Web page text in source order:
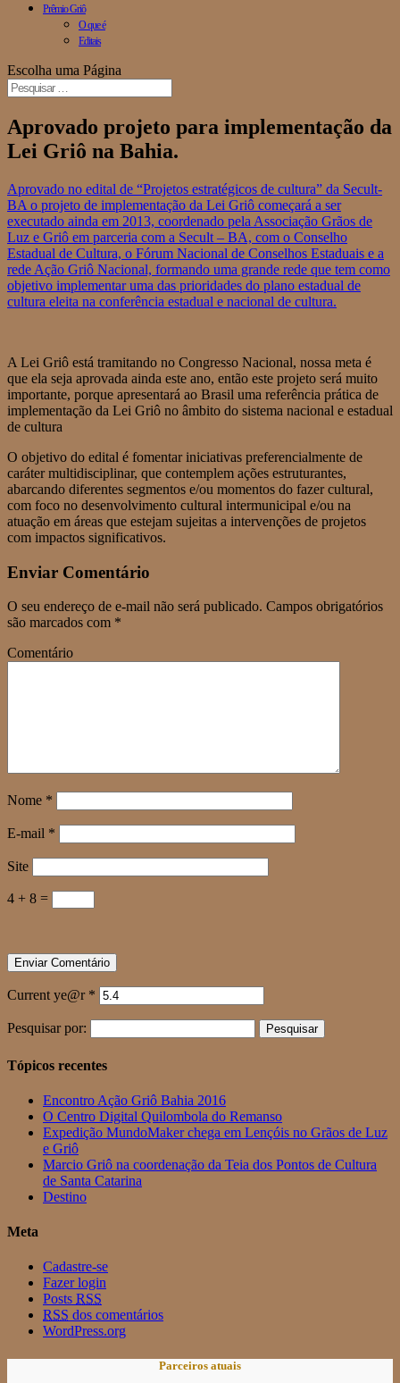
Prêmio Griô
O que é
Editais
Escolha uma Página
Aprovado projeto para implementação da
Lei Griô na Bahia.
Aprovado no edital de “Projetos estratégicos de cultura” da Secult-
BA o projeto de implementação da Lei Griô começará a ser
executado ainda em 2013, coordenado pela Associação Grãos de
Luz e Griô em parceria com a Secult – BA, com o Conselho
Estadual de Cultura, o Fórum Nacional de Conselhos Estaduais e a
rede Ação Griô Nacional, formando uma grande rede que tem como
objetivo implementar uma das prioridades do plano estadual de
cultura eleita na conferência estadual e nacional de cultura.
A Lei Griô está tramitando no Congresso Nacional, nossa meta é
que ela seja aprovada ainda este ano, então este projeto será muito
importante, porque apresentará ao Brasil uma referência prática de
implementação da Lei Griô no âmbito do sistema nacional e estadual
de cultura
O objetivo do edital é fomentar iniciativas preferencialmente de
caráter multidisciplinar, que contemplem ações estruturantes,
abarcando diferentes segmentos e/ou momentos do fazer cultural,
com foco no desenvolvimento cultural intermunicipal e/ou na
atuação em áreas que estejam sujeitas a intervenções de projetos
com impactos significativos.
Enviar Comentário
O seu endereço de e-mail não será publicado. Campos obrigatórios
são marcados com *
Comentário
Nome *
E-mail *
Site
4 + 8 =
Current ye@r *
Pesquisar por:
Tópicos recentes
Encontro Ação Griô Bahia 2016
O Centro Digital Quilombola do Remanso
Expedição MundoMaker chega em Lençóis no Grãos de Luz
e Griô
Marcio Griô na coordenação da Teia dos Pontos de Cultura
de Santa Catarina
Destino
Meta
Cadastre-se
Fazer login
Posts RSS
RSS dos comentários
WordPress.org
Parceiros atuais